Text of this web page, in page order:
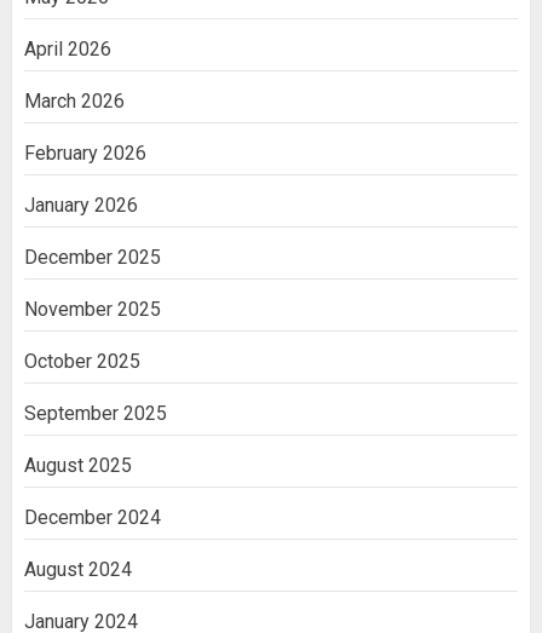
April 2026
March 2026
February 2026
January 2026
December 2025
November 2025
October 2025
September 2025
August 2025
December 2024
August 2024
January 2024